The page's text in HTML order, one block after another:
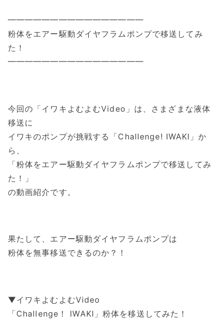
━━━━━━━━━━━━━━━━
粉体をエアー駆動ダイヤフラムポンプで移送してみ
た！
━━━━━━━━━━━━━━━━
今回の「イワキよむよむVideo」は、さまざまな液体
移送に
イワキのポンプが挑戦する「Challenge! IWAKI」か
ら、
「粉体をエアー駆動ダイヤフラムポンプで移送してみ
た！」
の動画紹介です。
果たして、エアー駆動ダイヤフラムポンプは
粉体を無事移送できるのか？！
▼イワキよむよむVideo
「Challenge！ IWAKI」粉体を移送してみた！